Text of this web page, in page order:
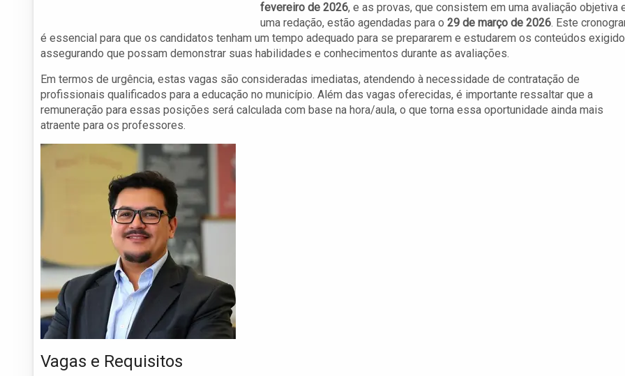
fevereiro de 2026, e as provas, que consistem em uma avaliação objetiva
uma redação, estão agendadas para o 29 de março de 2026. Este
é essencial para que os candidatos tenham um tempo adequado para se prepararem e estudarem os conteúdos
assegurando que possam demonstrar suas habilidades e conhecimentos durante as avaliações.
Em termos de urgência, estas vagas são consideradas imediatas, atendendo à necessidade de contratação de
profissionais qualificados para a educação no município. Além das vagas oferecidas, é importante ressaltar que a
remuneração para essas posições será calculada com base na hora/aula, o que torna essa oportunidade ainda mais
atraente para os professores.
Vagas e Requisitos